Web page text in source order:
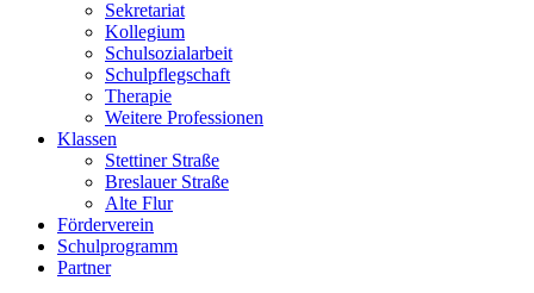
Sekretariat
Kollegium
Schulsozialarbeit
Schulpflegschaft
Therapie
Weitere Professionen
Klassen
Stettiner Straße
Breslauer Straße
Alte Flur
Förderverein
Schulprogramm
Partner